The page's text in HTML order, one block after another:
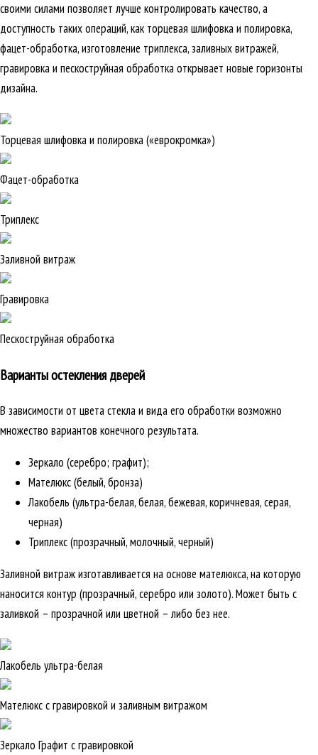
своими силами позволяет лучше контролировать качество, а
доступность таких операций, как торцевая шлифовка и полировка,
фацет-обработка, изготовление триплекса, заливных витражей,
гравировка и пескоструйная обработка открывает новые горизонты
дизайна.
Торцевая шлифовка и полировка («еврокромка»)
Фацет-обработка
Триплекс
Заливной витраж
Гравировка
Пескоструйная обработка
Варианты остекления дверей
В зависимости от цвета стекла и вида его обработки возможно
множество вариантов конечного результата.
Зеркало (серебро; графит);
Мателюкс (белый, бронза)
Лакобель (ультра-белая, белая, бежевая, коричневая, серая,
черная)
Триплекс (прозрачный, молочный, черный)
Заливной витраж изготавливается на основе мателюкса, на которую
наносится контур (прозрачный, серебро или золото). Может быть с
заливкой – прозрачной или цветной – либо без нее.
Лакобель ультра-белая
Мателюкс с гравировкой и заливным витражом
Зеркало Графит с гравировкой